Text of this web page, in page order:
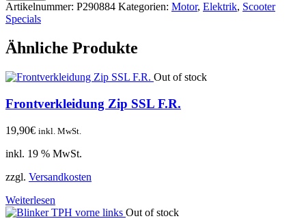
Artikelnummer: P290884 Kategorien: Motor, Elektrik, Scooter
Specials
Ähnliche Produkte
Out of stock
Frontverkleidung Zip SSL F.R.
19,90€ inkl. MwSt.
inkl. 19 % MwSt.
zzgl. Versandkosten
Weiterlesen
Out of stock